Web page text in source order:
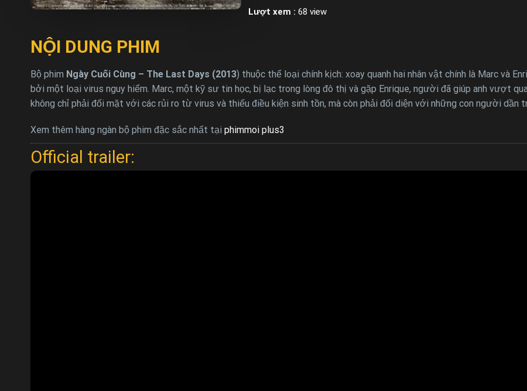
Lượt xem : 68 view
NỘI DUNG PHIM
Bộ phim Ngày Cuối Cùng – The Last Days (2013) thuộc thể loại chính kịch: xoay quanh hai nhân vật chính là Marc và
bởi một loại virus nguy hiểm. Marc, một kỹ sư tin học, bị lạc trong lòng đô thị và gặp Enrique, người đã giúp anh vượt
không chỉ phải đối mặt với các rủi ro từ virus và thiếu điều kiện sinh tồn, mà còn phải đối diện với những con người dần
Xem thêm hàng ngàn bộ phim đặc sắc nhất tại phimmoi plus3
Official trailer: